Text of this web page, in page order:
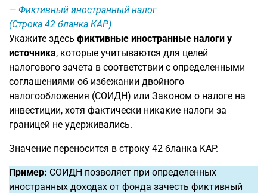
Фиктивный иностранный налог
(Строка 42 бланка KAP)
Укажите здесь фиктивные иностранные налоги у
источника, которые учитываются для целей
налогового зачета в соответствии с определенными
соглашениями об избежании двойного
налогообложения (СОИДН) или Законом о налоге на
инвестиции, хотя фактически никакие налоги за
границей не удерживались.
Значение переносится в строку 42 бланка KAP.
Пример: СОИДН позволяет при определенных
иностранных доходах от фонда зачесть фиктивный